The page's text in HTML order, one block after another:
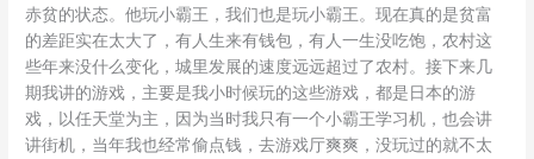
赤贫的状态。他玩小霸王，我们也是玩小霸王。现在真的是贫富
的差距实在太大了，有人生来有钱包，有人一生没吃饱，农村这
些年来没什么变化，城里发展的速度远远超过了农村。接下来几
期我讲的游戏，主要是我小时候玩的这些游戏，都是日本的游
戏，以任天堂为主，因为当时我只有一个小霸王学习机，也会讲
讲街机，当年我也经常偷点钱，去游戏厅爽爽，没玩过的就不太